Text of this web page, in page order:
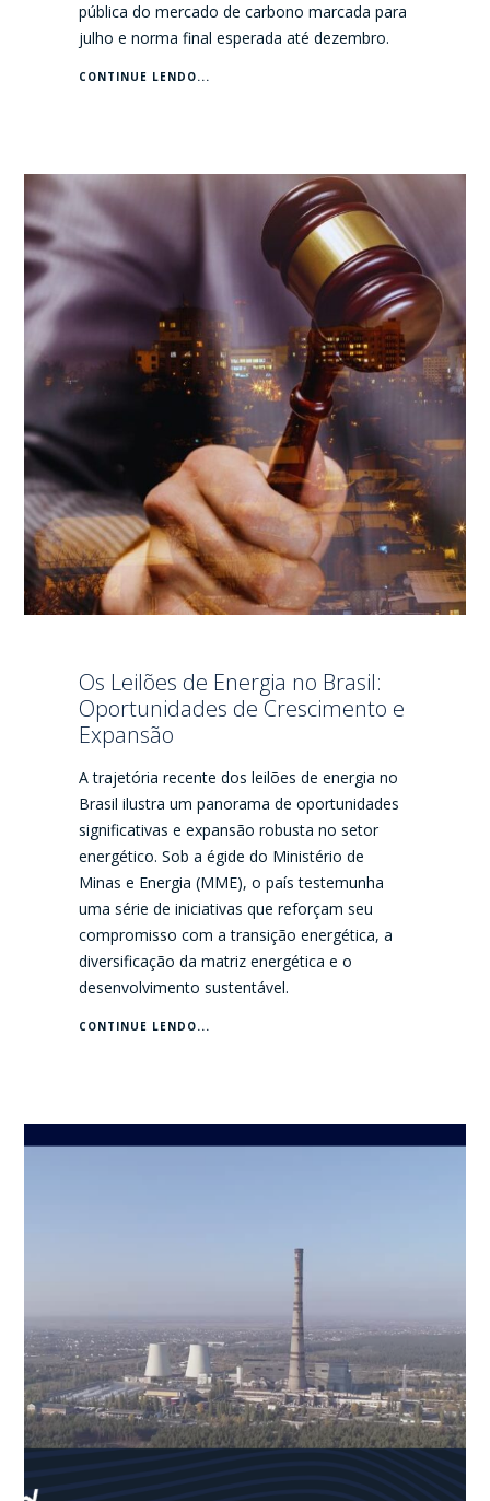
pública do mercado de carbono marcada para
julho e norma final esperada até dezembro.
CONTINUE LENDO...
Os Leilões de Energia no Brasil:
Oportunidades de Crescimento e
Expansão
A trajetória recente dos leilões de energia no
Brasil ilustra um panorama de oportunidades
significativas e expansão robusta no setor
energético. Sob a égide do Ministério de
Minas e Energia (MME), o país testemunha
uma série de iniciativas que reforçam seu
compromisso com a transição energética, a
diversificação da matriz energética e o
desenvolvimento sustentável.
CONTINUE LENDO...